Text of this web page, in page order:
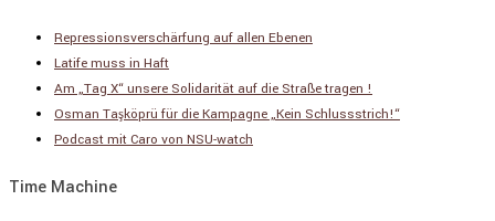
Repressionsverschärfung auf allen Ebenen
Latife muss in Haft
Am „Tag X“ unsere Solidarität auf die Straße tragen !
Osman Taşköprü für die Kampagne „Kein Schlussstrich!“
Podcast mit Caro von NSU-watch
Time Machine